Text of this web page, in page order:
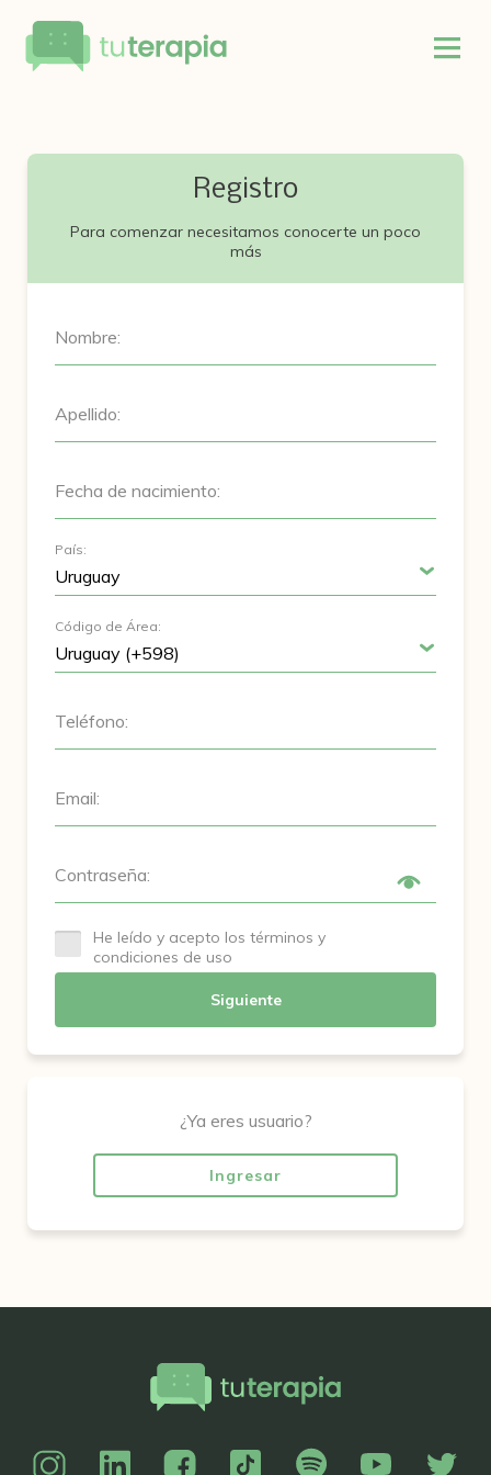
Registro
Para comenzar necesitamos conocerte un poco
más
Nombre:
Apellido:
Fecha de nacimiento:
País:
Código de Área:
Teléfono:
Email:
Contraseña:
He leído y acepto los términos y
condiciones de uso
Siguiente
¿Ya eres usuario?
Ingresar